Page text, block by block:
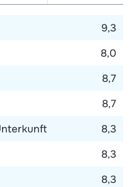
9,3
8,0
8,7
8,7
8,3
8,3
8,3